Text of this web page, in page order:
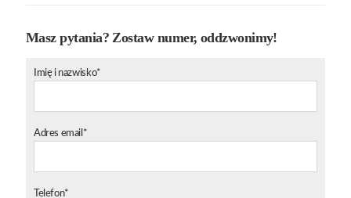
Masz pytania? Zostaw numer, oddzwonimy!
Imię i nazwisko*
Adres email*
Telefon*